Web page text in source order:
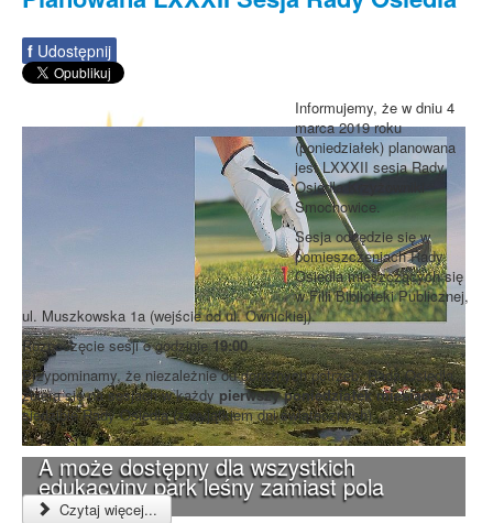
A może dostępny dla wszystkich
edukacyjny park leśny zamiast pola
golfowego ?
f Udostępnij
Informujemy, że w dniu 4
marca 2019 roku
(poniedziałek) planowana
jest LXXXII sesja Rady
Osiedla Krzyżowniki-
Smochowice.
Sesja odbędzie się w
pomieszczeniach Rady
Osiedla mieszczących się
w Filii Biblioteki Publicznej,
ul. Muszkowska 1a (wejście od ul. Ownickiej).
Rozpoczęcie sesji o godzinie19:00.
Przypominamy, że niezależnie od doraźnych potrzeb, Rada Osiedla
zbiera się na sesjach w każdy pierwszy poniedziałek miesiąca, w
siedzibie Rady Osiedla (z wyjątkiem dni świątecznych).
Czytaj więcej...